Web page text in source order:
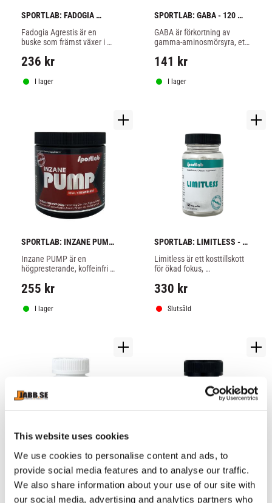
This website uses cookies
We use cookies to personalise content and ads, to
provide social media features and to analyse our traffic.
We also share information about your use of our site with
our social media, advertising and analytics partners who
SPORTLAB: FADOGIA
AGRESTIS - 90 kapslar
Fadogia Agrestis är en
buske som främst växer i
236 kr
I lager
SPORTLAB: GABA - 120
kapslar
GABA är förkortning av
gamma-aminosmörsyra, ett
som en signalsubstans i
141 kr
I lager
SPORTLAB: INZANE PUMP
- 300gr
Inzane PUMP är en
högpresterande, koffeinfri
ta din träning till nästa nivå.
255 kr
I lager
SPORTLAB: LIMITLESS -
60 kapslar
Limitless är ett kosttillskott
för ökad fokus,
i samband med träning,
aktiviteter.
330 kr
Slutsåld
SPORTLAB: MAXIMUM
DRAIN - 60 kapslar
Örterna i Maximum Drain
hjälper din kropp att bli av
SPORTLAB: RED AMP
STACK - 50 kapslar
Nyheter i Red AMP Stack
7:th generation är förmågan